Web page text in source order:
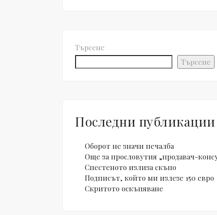
Търсене
Търсене
Последни публикации
Оборот не значи печалба
Още за прословутия „продавач-
Спестеното излиза скъпо
Подписът, който ми излезе 150 евро
Скритото оскъпяване